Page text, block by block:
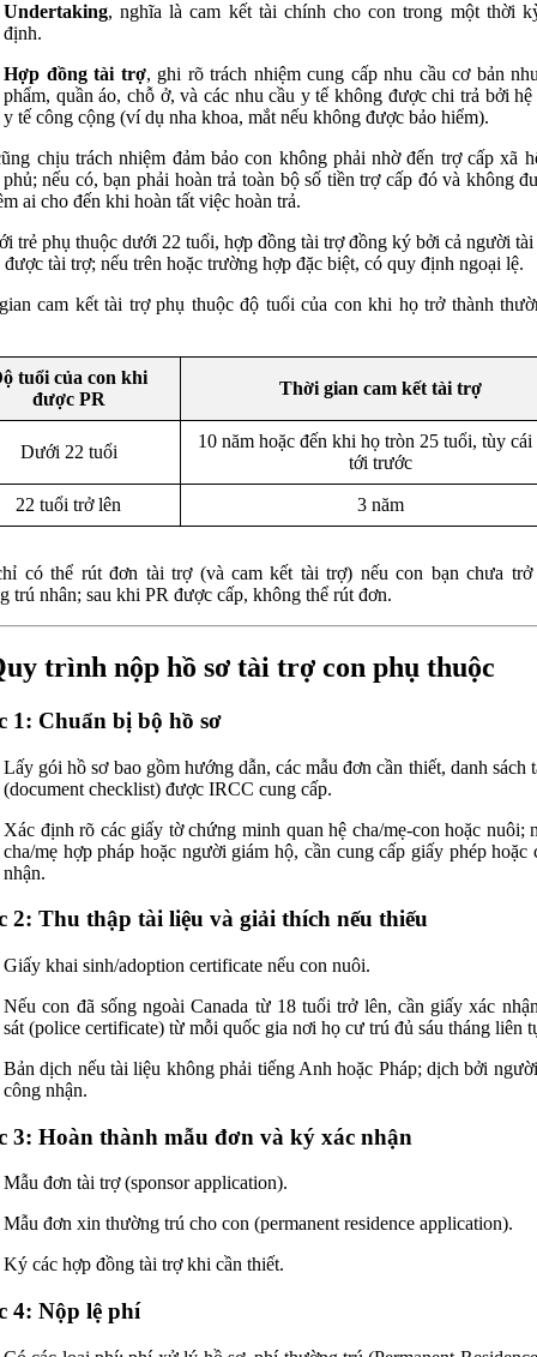
Undertaking, nghĩa là cam kết tài chính cho con trong một thời
định.
Hợp đồng tài trợ, ghi rõ trách nhiệm cung cấp nhu cầu cơ bản
phẩm, quần áo, chỗ ở, và các nhu cầu y tế không được chi trả bởi hệ
y tế công cộng (ví dụ nha khoa, mắt nếu không được bảo hiểm).
chịu trách nhiệm đảm bảo con không phải nhờ đến trợ cấp xã
nếu có, bạn phải hoàn trả toàn bộ số tiền trợ cấp đó và không
ai cho đến khi hoàn tất việc hoàn trả.
trẻ phụ thuộc dưới 22 tuổi, hợp đồng tài trợ đồng ký bởi cả người tài
tài trợ; nếu trên hoặc trường hợp đặc biệt, có quy định ngoại lệ.
cam kết tài trợ phụ thuộc độ tuổi của con khi họ trở thành
tuổi của con khi
được PR
Thời gian cam kết tài trợ
Dưới 22 tuổi
10 năm hoặc đến khi họ tròn 25 tuổi, tùy cái
tới trước
22 tuổi trở lên 3 năm
có thể rút đơn tài trợ (và cam kết tài trợ) nếu con bạn chưa trở
trú nhân; sau khi PR được cấp, không thể rút đơn.
trình nộp hồ sơ tài trợ con phụ thuộc
1: Chuẩn bị bộ hồ sơ
Lấy gói hồ sơ bao gồm hướng dẫn, các mẫu đơn cần thiết, danh sách
(document checklist) được IRCC cung cấp.
Xác định rõ các giấy tờ chứng minh quan hệ cha/mẹ‑con hoặc nuôi;
cha/mẹ hợp pháp hoặc người giám hộ, cần cung cấp giấy phép hoặc
nhận.
2: Thu thập tài liệu và giải thích nếu thiếu
Giấy khai sinh/adoption certificate nếu con nuôi.
Nếu con đã sống ngoài Canada từ 18 tuổi trở lên, cần giấy xác
sát (police certificate) từ mỗi quốc gia nơi họ cư trú đủ sáu tháng liên
Bản dịch nếu tài liệu không phải tiếng Anh hoặc Pháp; dịch bởi
công nhận.
3: Hoàn thành mẫu đơn và ký xác nhận
Mẫu đơn tài trợ (sponsor application).
Mẫu đơn xin thường trú cho con (permanent residence application).
Ký các hợp đồng tài trợ khi cần thiết.
4: Nộp lệ phí